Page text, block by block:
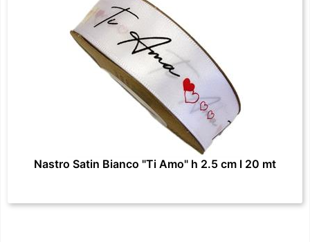
Nastro Satin Bianco "Ti Amo" h 2.5 cm l 20 mt